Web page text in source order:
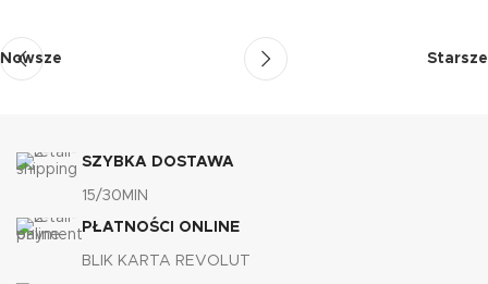
Nowsze Starsze
SZYBKA DOSTAWA
15/30MIN
PŁATNOŚCI ONLINE
BLIK KARTA REVOLUT